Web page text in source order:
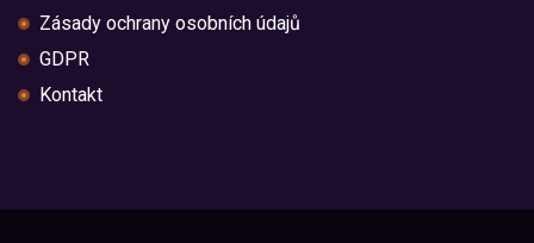
Zásady ochrany osobních údajů
GDPR
Kontakt